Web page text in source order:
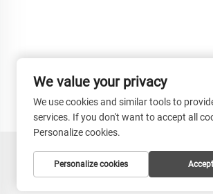
Direitos Autorais ©
de Privacidade
We value your privacy
We use cookies and similar tools to
services. If you don't want to accept all
Personalize cookies.
Personalize cookies Accept